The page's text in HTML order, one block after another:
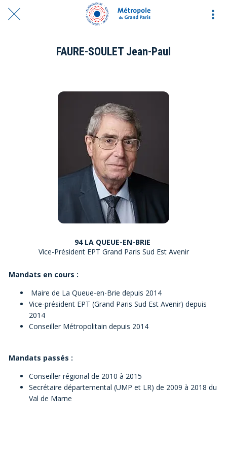
FAURE-SOULET Jean-Paul
94 LA QUEUE-EN-BRIE
Vice-Président EPT Grand Paris Sud Est Avenir
Mandats en cours :
Maire de La Queue-en-Brie depuis 2014
Vice-président EPT (Grand Paris Sud Est Avenir) depuis
2014
Conseiller Métropolitain depuis 2014
Mandats passés :
Conseiller régional de 2010 à 2015
Secrétaire départemental (UMP et LR) de 2009 à 2018 du
Val de Marne